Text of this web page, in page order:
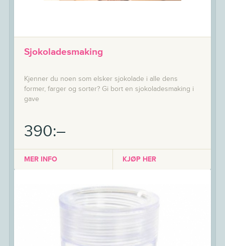
Sjokoladesmaking
Kjenner du noen som elsker sjokolade i alle dens
former, farger og sorter? Gi bort en sjokoladesmaking i
gave
390:–
MER INFO KJØP HER